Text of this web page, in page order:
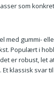
som
med gummi-
Populært i
er robust, let
klassisk svar